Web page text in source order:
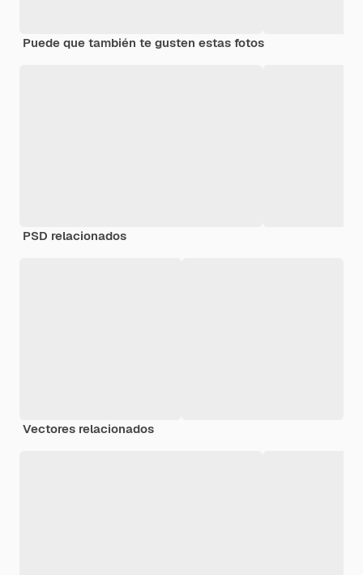
Puede que también te gusten estas fotos
PSD relacionados
Vectores relacionados